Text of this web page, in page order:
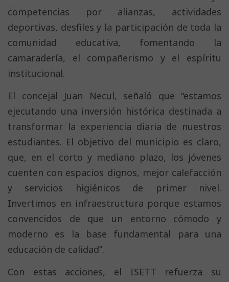
competencias por alianzas, actividades
deportivas, desfiles y la participación de toda la
comunidad educativa, fomentando la
camaradería, el compañerismo y el espíritu
institucional.
El concejal Juan Necul, señaló que “estamos
ejecutando una inversión histórica destinada a
transformar la experiencia diaria de nuestros
estudiantes. El objetivo del municipio es claro,
que, en el corto y mediano plazo, los jóvenes
cuenten con espacios dignos, mejor calefacción
y servicios higiénicos de primer nivel.
Invertimos en infraestructura porque estamos
convencidos de que un entorno cómodo y
moderno es la base fundamental para una
educación de calidad”.
Con estas acciones, el ISETT refuerza su